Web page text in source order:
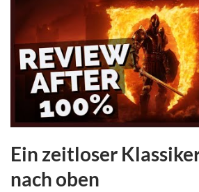
Ein zeitloser
nach oben